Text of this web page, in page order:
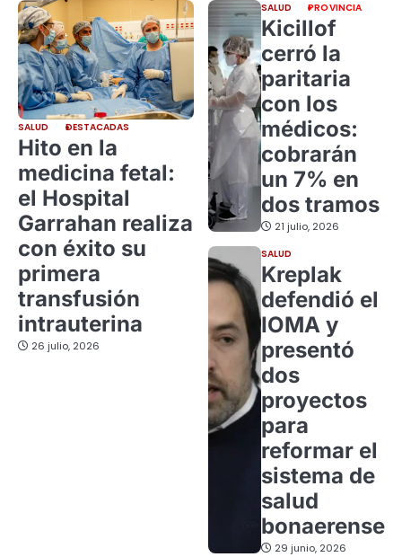
SALUD DESTACADAS
Hito en la
medicina fetal:
el Hospital
Garrahan realiza
con éxito su
primera
transfusión
intrauterina
26 julio, 2026
SALUD PROVINCIA
Kicillof
cerró la
paritaria
con los
médicos:
cobrarán
un 7% en
dos tramos
21 julio, 2026
SALUD
Kreplak
defendió el
IOMA y
presentó
dos
proyectos
para
reformar el
sistema de
salud
bonaerense
29 junio, 2026